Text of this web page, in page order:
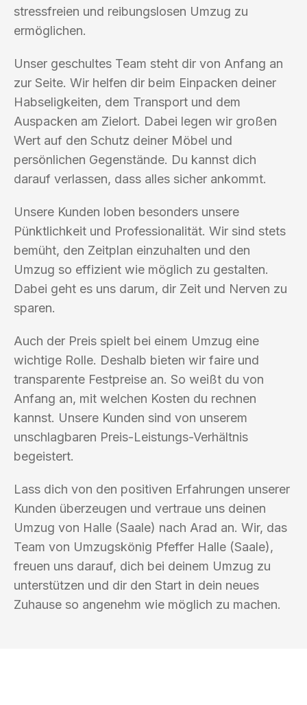
stressfreien und reibungslosen Umzug zu
ermöglichen.
Unser geschultes Team steht dir von Anfang an
zur Seite. Wir helfen dir beim Einpacken deiner
Habseligkeiten, dem Transport und dem
Auspacken am Zielort. Dabei legen wir großen
Wert auf den Schutz deiner Möbel und
persönlichen Gegenstände. Du kannst dich
darauf verlassen, dass alles sicher ankommt.
Unsere Kunden loben besonders unsere
Pünktlichkeit und Professionalität. Wir sind stets
bemüht, den Zeitplan einzuhalten und den
Umzug so effizient wie möglich zu gestalten.
Dabei geht es uns darum, dir Zeit und Nerven zu
sparen.
Auch der Preis spielt bei einem Umzug eine
wichtige Rolle. Deshalb bieten wir faire und
transparente Festpreise an. So weißt du von
Anfang an, mit welchen Kosten du rechnen
kannst. Unsere Kunden sind von unserem
unschlagbaren Preis-Leistungs-Verhältnis
begeistert.
Lass dich von den positiven Erfahrungen unserer
Kunden überzeugen und vertraue uns deinen
Umzug von Halle (Saale) nach Arad an. Wir, das
Team von Umzugskönig Pfeffer Halle (Saale),
freuen uns darauf, dich bei deinem Umzug zu
unterstützen und dir den Start in dein neues
Zuhause so angenehm wie möglich zu machen.